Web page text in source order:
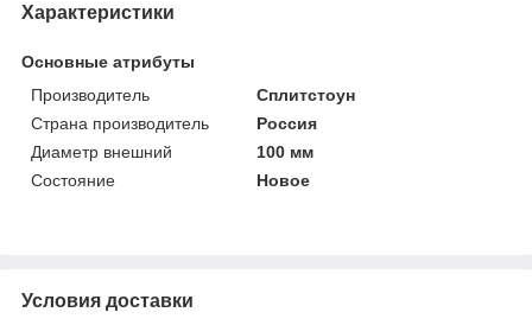
Характеристики
Основные атрибуты
Производитель
Сплитстоун
Страна производитель
Россия
Диаметр внешний
100 мм
Состояние
Новое
Условия доставки